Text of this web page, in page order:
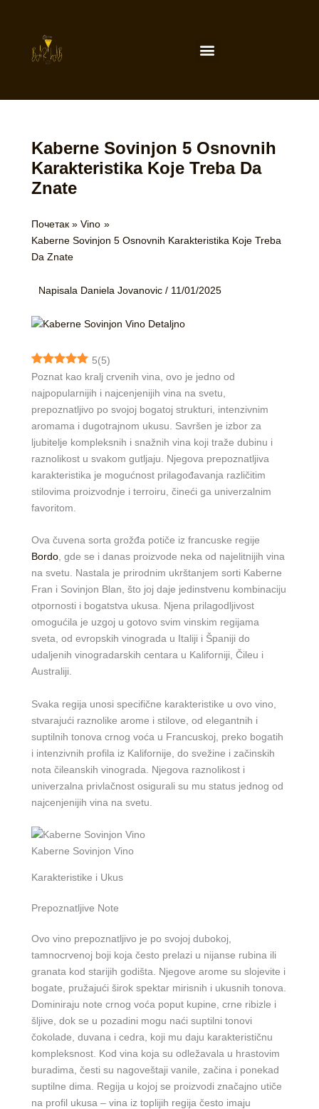
Menu
Kaberne Sovinjon 5 Osnovnih
Karakteristika Koje Treba Da
Znate
Почетак
Vino
Kaberne Sovinjon 5 Osnovnih Karakteristika Koje Treba
Da Znate
Napisala Daniela Jovanovic / 11/01/2025
5(5)
Poznat kao kralj crvenih vina, ovo je jedno od
najpopularnijih i najcenjenijih vina na svetu,
prepoznatljivo po svojoj bogatoj strukturi, intenzivnim
aromama i dugotrajnom ukusu. Savršen je izbor za
ljubitelje kompleksnih i snažnih vina koji traže dubinu i
raznolikost u svakom gutljaju. Njegova prepoznatljiva
karakteristika je mogućnost prilagođavanja različitim
stilovima proizvodnje i terroiru, čineći ga univerzalnim
favoritom.
Ova čuvena sorta grožđa potiče iz francuske regije
Bordo , gde se i danas proizvode neka od najelitnijih vina
na svetu. Nastala je prirodnim ukrštanjem sorti Kaberne
Fran i Sovinjon Blan, što joj daje jedinstvenu kombinaciju
otpornosti i bogatstva ukusa. Njena prilagodljivost
omogućila je uzgoj u gotovo svim vinskim regijama
sveta, od evropskih vinograda u Italiji i Španiji do
udaljenih vinogradarskih centara u Kaliforniji, Čileu i
Australiji.
Svaka regija unosi specifične karakteristike u ovo vino,
stvarajući raznolike arome i stilove, od elegantnih i
suptilnih tonova crnog voća u Francuskoj, preko bogatih
i intenzivnih profila iz Kalifornije, do svežine i začinskih
nota čileanskih vinograda. Njegova raznolikost i
univerzalna privlačnost osigurali su mu status jednog od
najcenjenijih vina na svetu.
Kaberne Sovinjon Vino
Karakteristike i Ukus
Prepoznatljive Note
Ovo vino prepoznatljivo je po svojoj dubokoj,
tamnocrvenoj boji koja često prelazi u nijanse rubina ili
granata kod starijih godišta. Njegove arome su slojevite i
bogate, pružajući širok spektar mirisnih i ukusnih tonova.
Dominiraju note crnog voća poput kupine, crne ribizle i
šljive, dok se u pozadini mogu naći suptilni tonovi
čokolade, duvana i cedra, koji mu daju karakterističnu
kompleksnost. Kod vina koja su odležavala u hrastovim
buradima, česti su nagoveštaji vanile, začina i ponekad
suptilne dima. Regija u kojoj se proizvodi značajno utiče
na profil ukusa – vina iz toplijih regija često imaju